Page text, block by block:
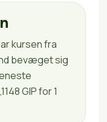
kursen fra
bevæget sig
GIP for 1